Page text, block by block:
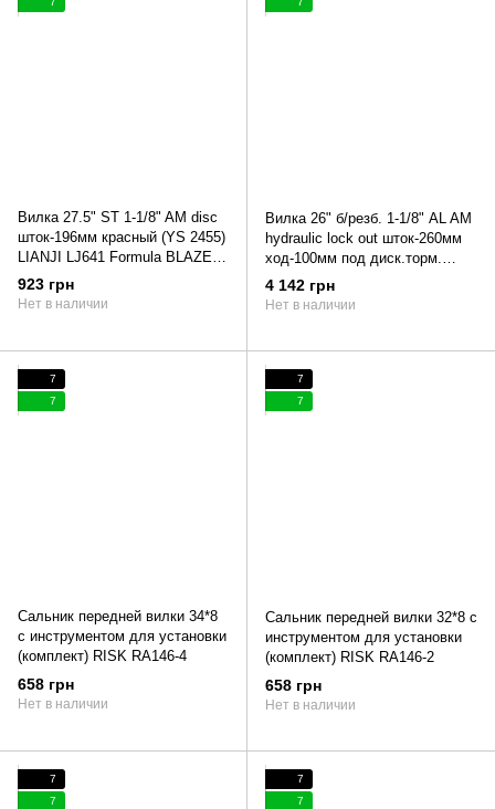
Вилка 27.5" ST 1-1/8" AM disc
шток-196мм красный (YS 2455)
LIANJI LJ641 Formula BLAZE
2022 (повреждение ЛФП)
923 грн
Нет в наличии
Вилка 26" б/резб. 1-1/8" AL AM
hydraulic lock out шток-260мм
ход-100мм под диск.торм.
SUNTOUR XCM30-HLO-DS
черный
4 142 грн
Нет в наличии
7
7
Сальник передней вилки 34*8
с инструментом для установки
(комплект) RISK RA146-4
658 грн
Нет в наличии
7
7
Сальник передней вилки 32*8 с
инструментом для установки
(комплект) RISK RA146-2
658 грн
Нет в наличии
7
7
7
7